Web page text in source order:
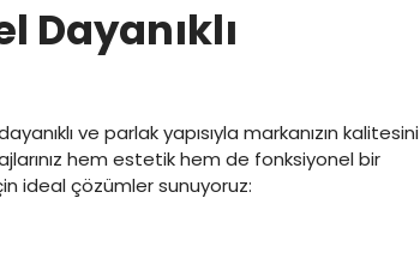
Dayanıklı
ve parlak yapısıyla markanızın kalitesini
hem estetik hem de fonksiyonel bir
ideal çözümler sunuyoruz: